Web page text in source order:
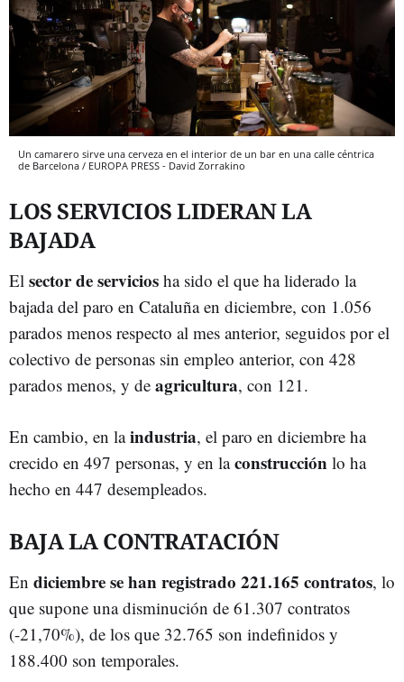
Un camarero sirve una cerveza en el interior de un bar en una calle céntrica
de Barcelona / EUROPA PRESS - David Zorrakino
LOS SERVICIOS LIDERAN LA
BAJADA
El sector de servicios ha sido el que ha liderado la
bajada del paro en Cataluña en diciembre, con 1.056
parados menos respecto al mes anterior, seguidos por el
colectivo de personas sin empleo anterior, con 428
parados menos, y de agricultura, con 121.
En cambio, en laindustria, el paro en diciembre ha
crecido en 497 personas, y en laconstrucción lo ha
hecho en 447 desempleados.
BAJA LA CONTRATACIÓN
En diciembre se han registrado 221.165 contratos, lo
que supone una disminución de 61.307 contratos
(-21,70%), de los que 32.765 son indefinidos y
188.400 son temporales.